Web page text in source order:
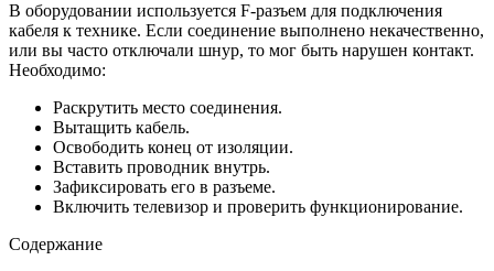
В оборудовании используется F-разъем для подключения
кабеля к технике. Если соединение выполнено некачественно,
или вы часто отключали шнур, то мог быть нарушен контакт.
Необходимо:
Раскрутить место соединения.
Вытащить кабель.
Освободить конец от изоляции.
Вставить проводник внутрь.
Зафиксировать его в разъеме.
Включить телевизор и проверить функционирование.
Содержание